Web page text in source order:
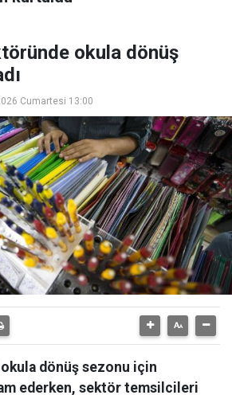
okula dönüş
Cumartesi 13:00
dönüş sezonu için
ederken, sektör temsilcileri